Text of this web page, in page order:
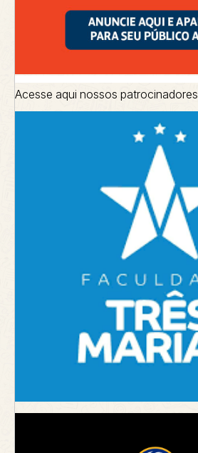
Acesse aqui nossos patrocinadores